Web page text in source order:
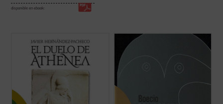
disponible en ebook:
El pacifismo se ha convertido en un
postulado de nuestra autoconciencia
moral. Con grave daño para esa
autoconciencia, pues en la indiferencia
frente a toda agresión ese pacifismo
socava las bases comunitarias sobre las
que se asienta la libertad ...
Edición bilingüe.
«Boecio roza en esta obra, como
corresponde a un introductor y a un lógico,
un profundo problema metafísico como es
si las clasificaciones que hacemos para
con una partición ...